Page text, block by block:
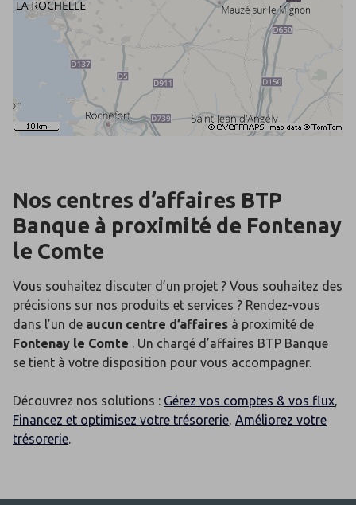
Nos centres d’affaires BTP
Banque à proximité de Fontenay
le Comte
Vous souhaitez discuter d’un projet ? Vous souhaitez des
précisions sur nos produits et services ? Rendez-vous
dans l’un de aucun centre d’affaires à proximité de
Fontenay le Comte . Un chargé d’affaires BTP Banque
se tient à votre disposition pour vous accompagner.
Découvrez nos solutions : Gérez vos comptes & vos flux,
Financez et optimisez votre trésorerie, Améliorez votre
trésorerie.